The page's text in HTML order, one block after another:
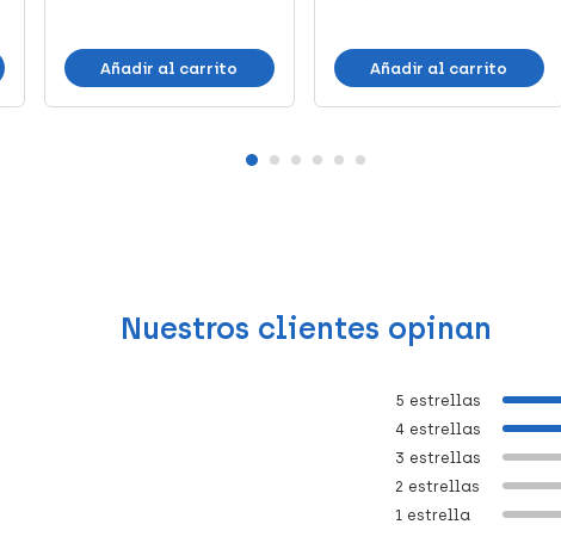
Añadir al carrito Añadir al carrito
Nuestros clientes opinan
1 estrella
2 estrellas
3 estrellas
4 estrellas
5 estrellas